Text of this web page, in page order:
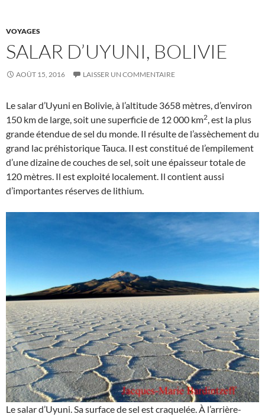
VOYAGES
SALAR D’UYUNI, BOLIVIE
AOÛT 15, 2016 LAISSER UN COMMENTAIRE
Le salar d’Uyuni en Bolivie, à l’altitude 3658 mètres, d’environ
150 km de large, soit une superficie de 12 000 km2, est la plus
grande étendue de sel du monde. Il résulte de l’assèchement du
grand lac préhistorique Tauca. Il est constitué de l’empilement
d’une dizaine de couches de sel, soit une épaisseur totale de
120 mètres. Il est exploité localement. Il contient aussi
d’importantes réserves de lithium.
Le salar d’Uyuni. Sa surface de sel est craquelée. À l’arrière-